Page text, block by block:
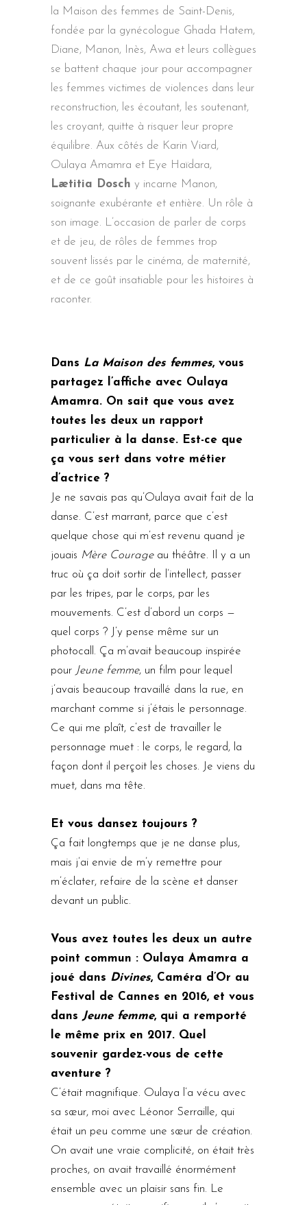
la Maison des femmes de Saint-Denis,
fondée par la gynécologue Ghada Hatem,
Diane, Manon, Inès, Awa et leurs collègues
se battent chaque jour pour accompagner
les femmes victimes de violences dans leur
reconstruction, les écoutant, les soutenant,
les croyant, quitte à risquer leur propre
équilibre. Aux côtés de Karin Viard,
Oulaya Amamra et Eye Haïdara,
Lætitia Dosch y incarne Manon,
soignante exubérante et entière. Un rôle à
son image. L’occasion de parler de corps
et de jeu, de rôles de femmes trop
souvent lissés par le cinéma, de maternité,
et de ce goût insatiable pour les histoires à
raconter.
Dans La Maison des femmes, vous
partagez l’affiche avec Oulaya
Amamra. On sait que vous avez
toutes les deux un rapport
particulier à la danse. Est-ce que
ça vous sert dans votre métier
d’actrice ?
Je ne savais pas qu’Oulaya avait fait de la
danse. C’est marrant, parce que c’est
quelque chose qui m’est revenu quand je
jouais Mère Courageau théâtre. Il y a un
truc où ça doit sortir de l’intellect, passer
par les tripes, par le corps, par les
mouvements. C’est d’abord un corps —
quel corps ? J’y pense même sur un
photocall. Ça m’avait beaucoup inspirée
pour Jeune femme, un film pour lequel
j’avais beaucoup travaillé dans la rue, en
marchant comme si j’étais le personnage.
Ce qui me plaît, c’est de travailler le
personnage muet : le corps, le regard, la
façon dont il perçoit les choses. Je viens du
muet, dans ma tête.
Et vous dansez toujours ?
Ça fait longtemps que je ne danse plus,
mais j’ai envie de m’y remettre pour
m’éclater, refaire de la scène et danser
devant un public.
Vous avez toutes les deux un autre
point commun : Oulaya Amamra a
joué dans Divines, Caméra d’Or au
Festival de Cannes en 2016, et vous
dans Jeune femme, qui a remporté
le même prix en 2017. Quel
souvenir gardez-vous de cette
aventure ?
C’était magnifique. Oulaya l’a vécu avec
sa sœur, moi avec Léonor Serraille, qui
était un peu comme une sœur de création.
On avait une vraie complicité, on était très
proches, on avait travaillé énormément
ensemble avec un plaisir sans fin. Le